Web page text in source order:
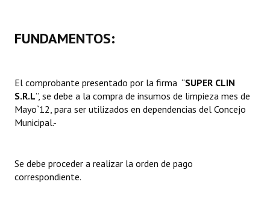
DOCUMENTOS
Proyectos Presentados
Dictámenes Asesoría Letrada
Informes de Unidad Coordinadora
FUNDAMENTOS:
El comprobante presentado por la firma “SUPER CLIN
S.R.L”, se debe a la compra de insumos de limpieza mes de
Mayo`12, para ser utilizados en dependencias del Concejo
Municipal.-
Se debe proceder a realizar la orden de pago
correspondiente.